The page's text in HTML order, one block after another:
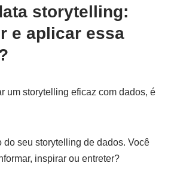
storytelling:
e aplicar essa
um storytelling eficaz com dados, é
do seu storytelling de dados. Você
inspirar ou entreter?